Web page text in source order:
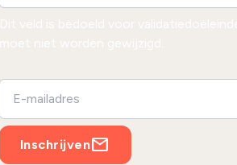
Inschrijven